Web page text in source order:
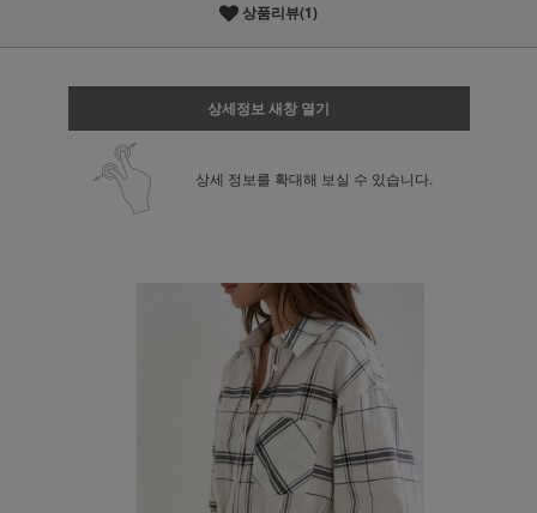
상품리뷰(1)
상세정보 새창 열기
상세 정보를 확대해 보실 수 있습니다.